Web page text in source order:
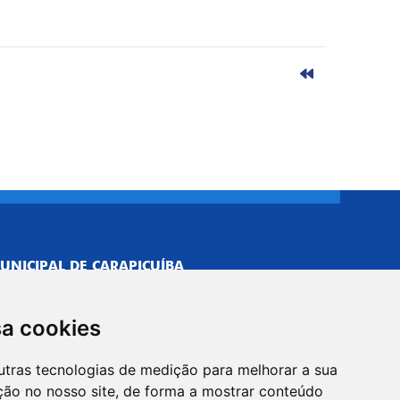
cookies
tecnologias de medição para melhorar a sua
no nosso site, de forma a mostrar conteúdo
DE CARAPICUÍBA
211 - Vila Caldas, Carapicuíba/SP